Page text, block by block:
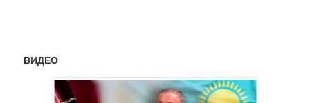
ВИДЕО